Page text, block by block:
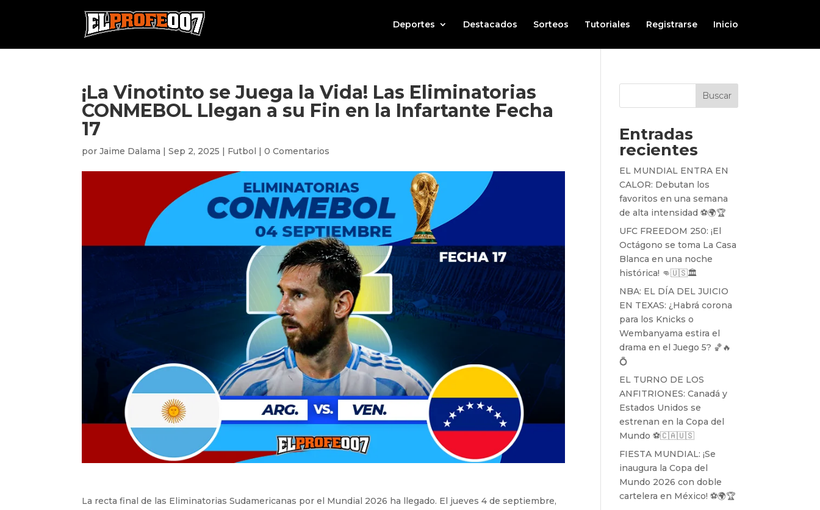
Deportes Destacados Sorteos Tutoriales Registrarse Inicio
¡La Vinotinto se Juega la Vida! Las Eliminatorias
CONMEBOL Llegan a su Fin en la Infartante Fecha
17
porJaime Dalama |Sep 2, 2025 | Futbol |0 Comentarios
La recta final de las Eliminatorias Sudamericanas por el Mundial 2026 ha llegado. El jueves 4 de septiembre,
Buscar
Entradas
recientes
EL MUNDIAL ENTRA EN
CALOR: Debutan los
favoritos en una semana
de alta intensidad ⚽️🌍🏆
UFC FREEDOM 250: ¡El
Octágono se toma La Casa
Blanca en una noche
histórica! 👊🇺🇸🏛️
NBA: EL DÍA DEL JUICIO
EN TEXAS: ¿Habrá corona
para los Knicks o
Wembanyama estira el
drama en el Juego 5? 🏀🔥
💍
EL TURNO DE LOS
ANFITRIONES: Canadá y
Estados Unidos se
estrenan en la Copa del
Mundo ⚽️🇨🇦🇺🇸
FIESTA MUNDIAL: ¡Se
inaugura la Copa del
Mundo 2026 con doble
cartelera en México! ⚽️🌍🏆